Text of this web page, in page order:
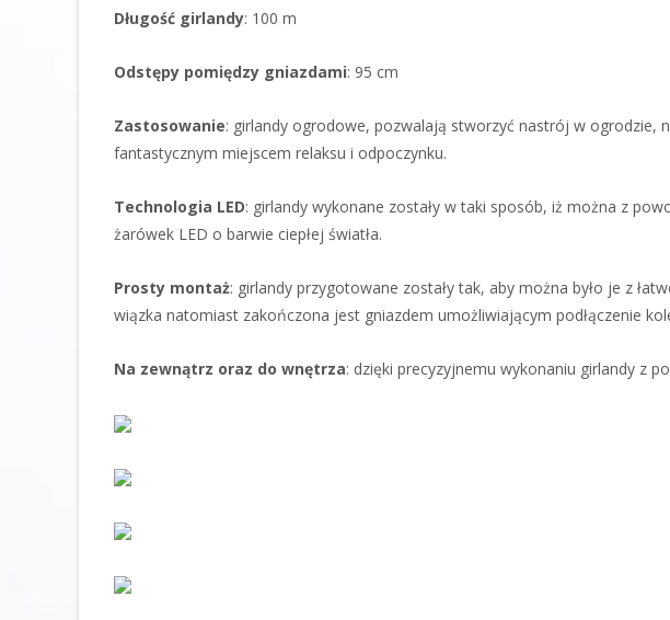
Długość girlandy: 100 m
Odstępy pomiędzy gniazdami: 95 cm
Zastosowanie: girlandy ogrodowe, pozwalają stworzyć nastrój w ogrodzie,
fantastycznym miejscem relaksu i odpoczynku.
Technologia LED: girlandy wykonane zostały w taki sposób, iż można z
żarówek LED o barwie ciepłej światła.
Prosty montaż: girlandy przygotowane zostały tak, aby można było je z
wiązka natomiast zakończona jest gniazdem umożliwiającym podłączenie
Na zewnątrz oraz do wnętrza: dzięki precyzyjnemu wykonaniu girlandy z